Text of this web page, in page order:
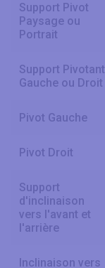
Support Pivot
Paysage ou
Portrait
Support Pivotant
Gauche ou Droit
Pivot Gauche
Pivot Droit
Support
d'inclinaison
vers l'avant et
l'arrière
Inclinaison vers